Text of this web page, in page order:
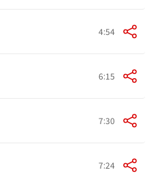
4:54
6:15
7:30
7:24